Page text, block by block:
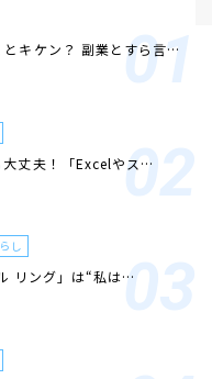
とキケン？ 副業とすら言…
大丈夫！「Excelやス…
し
リング」は“私は…